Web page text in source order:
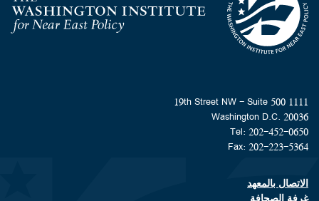
Homepage
1111 19th Street NW - Suite 500
Washington D.C. 20036
Tel: 202-452-0650
Fax: 202-223-5364
Footer contact links
الاتصال بالمعهد
غرفة الصحافة